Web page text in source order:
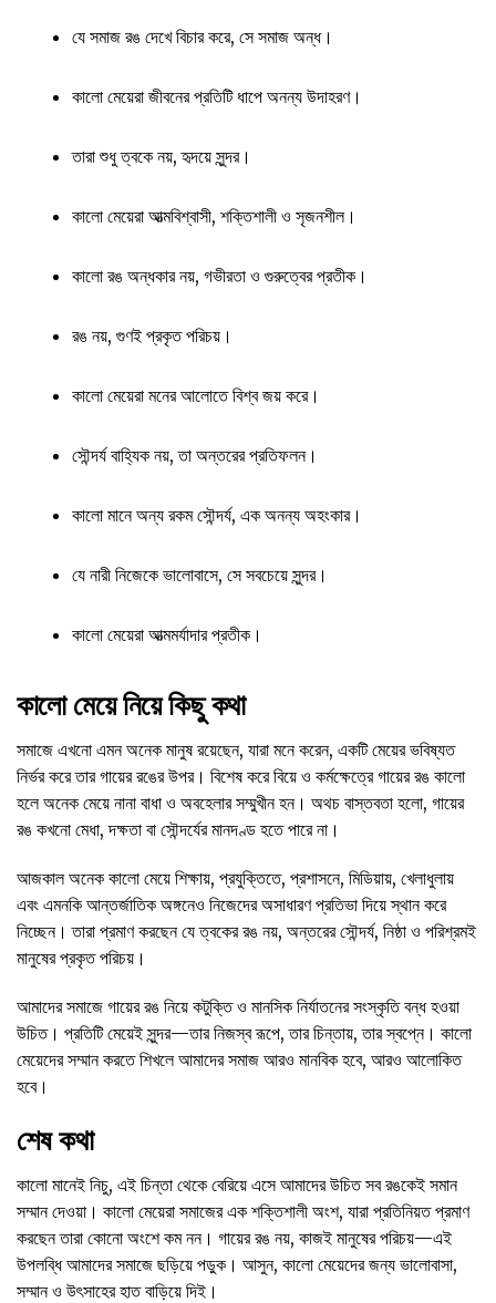
যে সমাজ রঙ দেখে বিচার করে, সে সমাজ অন্ধ।
কালো মেয়েরা জীবনের প্রতিটি ধাপে অনন্য উদাহরণ।
তারা শুধু ত্বকে নয়, হৃদয়ে সুন্দর।
কালো মেয়েরা আত্মবিশ্বাসী, শক্তিশালী ও সৃজনশীল।
কালো রঙ অন্ধকার নয়, গভীরতা ও গুরুত্বের প্রতীক।
রঙ নয়, গুণই প্রকৃত পরিচয়।
কালো মেয়েরা মনের আলোতে বিশ্ব জয় করে।
সৌন্দর্য বাহ্যিক নয়, তা অন্তরের প্রতিফলন।
কালো মানে অন্য রকম সৌন্দর্য, এক অনন্য অহংকার।
যে নারী নিজেকে ভালোবাসে, সে সবচেয়ে সুন্দর।
কালো মেয়েরা আত্মমর্যাদার প্রতীক।
কালো মেয়ে নিয়ে কিছু কথা
সমাজে এখনো এমন অনেক মানুষ রয়েছেন, যারা মনে করেন, একটি মেয়ের ভবিষ্যত
নির্ভর করে তার গায়ের রঙের উপর। বিশেষ করে বিয়ে ও কর্মক্ষেত্রে গায়ের রঙ কালো
হলে অনেক মেয়ে নানা বাধা ও অবহেলার সম্মুখীন হন। অথচ বাস্তবতা হলো, গায়ের
রঙ কখনো মেধা, দক্ষতা বা সৌন্দর্যের মানদণ্ড হতে পারে না।
আজকাল অনেক কালো মেয়ে শিক্ষায়, প্রযুক্তিতে, প্রশাসনে, মিডিয়ায়, খেলাধুলায়
এবং এমনকি আন্তর্জাতিক অঙ্গনেও নিজেদের অসাধারণ প্রতিভা দিয়ে স্থান করে
নিচ্ছেন। তারা প্রমাণ করছেন যে ত্বকের রঙ নয়, অন্তরের সৌন্দর্য, নিষ্ঠা ও পরিশ্রমই
মানুষের প্রকৃত পরিচয়।
আমাদের সমাজে গায়ের রঙ নিয়ে কটুক্তি ও মানসিক নির্যাতনের সংস্কৃতি বন্ধ হওয়া
উচিত। প্রতিটি মেয়েই সুন্দর—তার নিজস্ব রূপে, তার চিন্তায়, তার স্বপ্নে। কালো
মেয়েদের সম্মান করতে শিখলে আমাদের সমাজ আরও মানবিক হবে, আরও আলোকিত
হবে।
শেষ কথা
কালো মানেই নিচু, এই চিন্তা থেকে বেরিয়ে এসে আমাদের উচিত সব রঙকেই সমান
সম্মান দেওয়া। কালো মেয়েরা সমাজের এক শক্তিশালী অংশ, যারা প্রতিনিয়ত প্রমাণ
করছেন তারা কোনো অংশে কম নন। গায়ের রঙ নয়, কাজই মানুষের পরিচয়—এই
উপলব্ধি আমাদের সমাজে ছড়িয়ে পড়ুক। আসুন, কালো মেয়েদের জন্য ভালোবাসা,
সম্মান ও উৎসাহের হাত বাড়িয়ে দিই।